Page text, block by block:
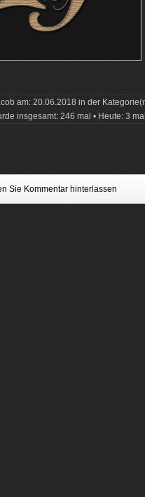
am: 20.06.2018 in der
insgesamt: 246 mal • Heute: 3
Sie Kommentar hinterlassen